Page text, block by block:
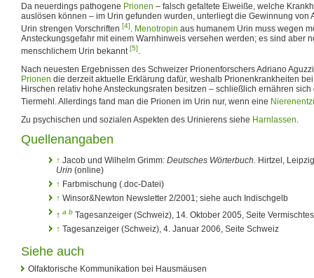
Da neuerdings pathogene Prionen – falsch gefaltete Eiweiße, welche
auslösen können – im Urin gefunden wurden, unterliegt die Gewinnung von
Urin strengen Vorschriften [4]. Menotropin aus humanem Urin muss wegen
Ansteckungsgefahr mit einem Warnhinweis versehen werden; es sind aber
menschlichem Urin bekannt[5].
Nach neuesten Ergebnissen des Schweizer Prionenforschers Adriano
Prionen die derzeit aktuelle Erklärung dafür, weshalb Prionenkrankheiten
Hirschen relativ hohe Ansteckungsraten besitzen – schließlich ernähren
Tiermehl. Allerdings fand man die Prionen im Urin nur, wenn eine
Zu psychischen und sozialen Aspekten des Urinierens siehe Harnlassen.
Quellenangaben
↑ Jacob und Wilhelm Grimm: Deutsches Wörterbuch. Hirtzel,
Urin (online)
↑ Farbmischung (.doc-Datei)
↑ Winsor&Newton Newsletter 2/2001; siehe auch Indischgelb
↑ a b Tagesanzeiger (Schweiz), 14. Oktober 2005, Seite Vermischtes
↑ Tagesanzeiger (Schweiz), 4. Januar 2006, Seite Schweiz
Siehe auch
Olfaktorische Kommunikation bei Hausmäusen